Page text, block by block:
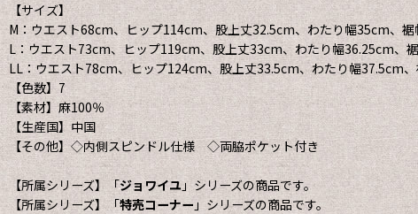
【サイズ】
M：ウエスト68cm、ヒップ114cm、股上丈32.5cm、わたり幅35cm、
L：ウエスト73cm、ヒップ119cm、股上丈33cm、わたり幅36.25cm、
LL：ウエスト78cm、ヒップ124cm、股上丈33.5cm、わたり幅37.5cm
【色数】7
【素材】麻100％
【生産国】中国
【その他】◇内側スピンドル仕様 ◇両脇ポケット付き
【所属シリーズ】「ジョワイユ」シリーズの商品です。
【所属シリーズ】「特売コーナー 」シリーズの商品です。